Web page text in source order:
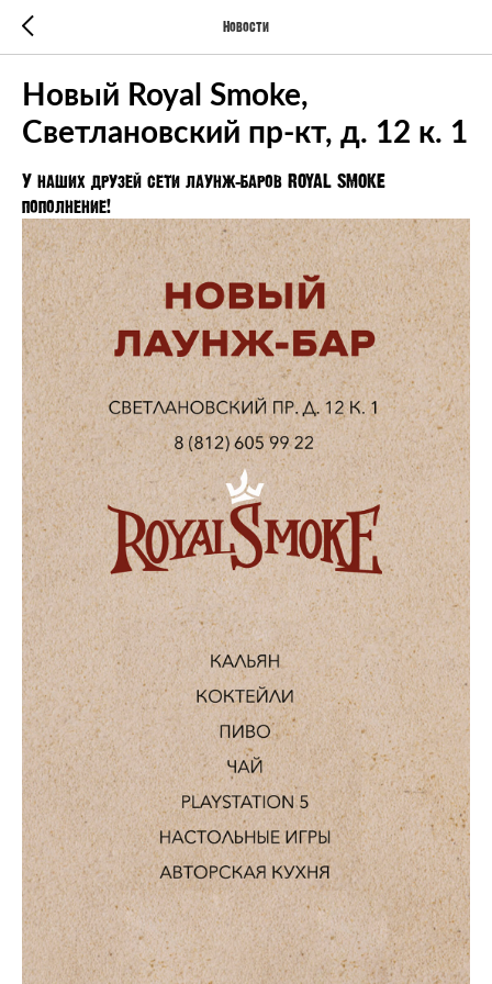
Новости
Новый Royal Smoke,
Светлановский пр-кт, д. 12 к. 1
У наших друзей сети лаунж-баров ROYAL SMOKE
пополнение!